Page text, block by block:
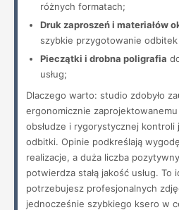
różnych formatach;
Druk zaproszeń i materiałów
szybkie przygotowanie
Pieczątki i drobna poligrafia
usług;
Dlaczego warto: studio zdobyło
ergonomicznie
obsłudze i rygorystycznej kontroli
odbitki. Opinie podkreślają
realizacje, a duża liczba
potwierdza stałą jakość usług. To
potrzebujesz profesjonalnych
jednocześnie szybkiego ksero w